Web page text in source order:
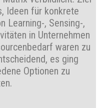
Ideen für konkrete
Learning-, Sensing-,
in Unternehmen
waren zu
es ging
Optionen zu